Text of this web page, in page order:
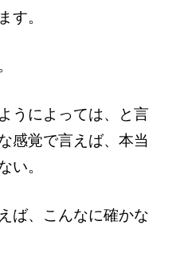
す。
うによっては、と言
感覚で言えば、本当
い。
ば、こんなに確かな